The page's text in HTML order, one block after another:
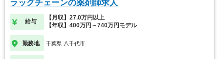
ラッグチェーンの薬剤師求人
給与
【月収】27.0万円以上
【年収】400万円～740万円モデル
勤務地 千葉県 八千代市